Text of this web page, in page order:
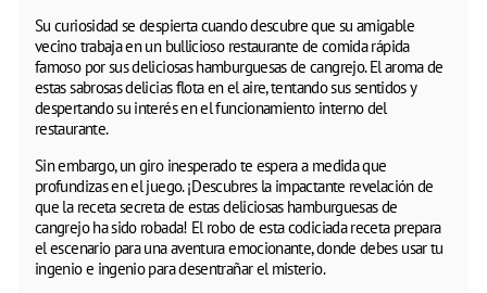
Su curiosidad se despierta cuando descubre que su amigable
vecino trabaja en un bullicioso restaurante de comida rápida
famoso por sus deliciosas hamburguesas de cangrejo. El aroma de
estas sabrosas delicias flota en el aire, tentando sus sentidos y
despertando su interés en el funcionamiento interno del
restaurante.
Sin embargo, un giro inesperado te espera a medida que
profundizas en el juego. ¡Descubres la impactante revelación de
que la receta secreta de estas deliciosas hamburguesas de
cangrejo ha sido robada! El robo de esta codiciada receta prepara
el escenario para una aventura emocionante, donde debes usar tu
ingenio e ingenio para desentrañar el misterio.